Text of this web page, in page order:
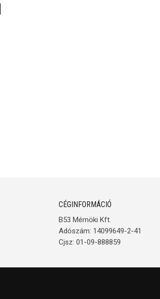
CÉGINFORMÁCIÓ
B53 Mérnöki Kft.
Adószám: 14099649-2-41
Cjsz: 01-09-888859